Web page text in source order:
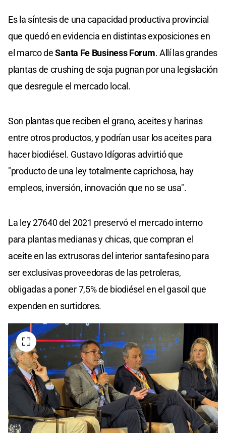
Es la síntesis de una capacidad productiva provincial
que quedó en evidencia en distintas exposiciones en
el marco deSanta Fe Business Forum. Allí las grandes
plantas de crushing de soja pugnan por una legislación
que desregule el mercado local.
Son plantas que reciben el grano, aceites y harinas
entre otros productos, y podrían usar los aceites para
hacer biodiésel. Gustavo Idígoras advirtió que
"producto de una ley totalmente caprichosa, hay
empleos, inversión, innovación que no se usa".
La ley 27640 del 2021 preservó el mercado interno
para plantas medianas y chicas, que compran el
aceite en las extrusoras del interior santafesino para
ser exclusivas proveedoras de las petroleras,
obligadas a poner 7,5% de biodiésel en el gasoil que
expenden en surtidores.